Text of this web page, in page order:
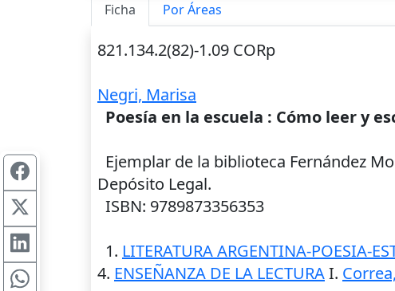
Ficha Por Áreas
821.134.2(82)-1.09 CORp
Negri, Marisa
Poesía en la escuela : Cómo leer y
Ejemplar de la biblioteca Fernández
Depósito Legal.
ISBN: 9789873356353
1. LITERATURA ARGENTINA-POESIA-
4. ENSEÑANZA DE LA LECTURAI.